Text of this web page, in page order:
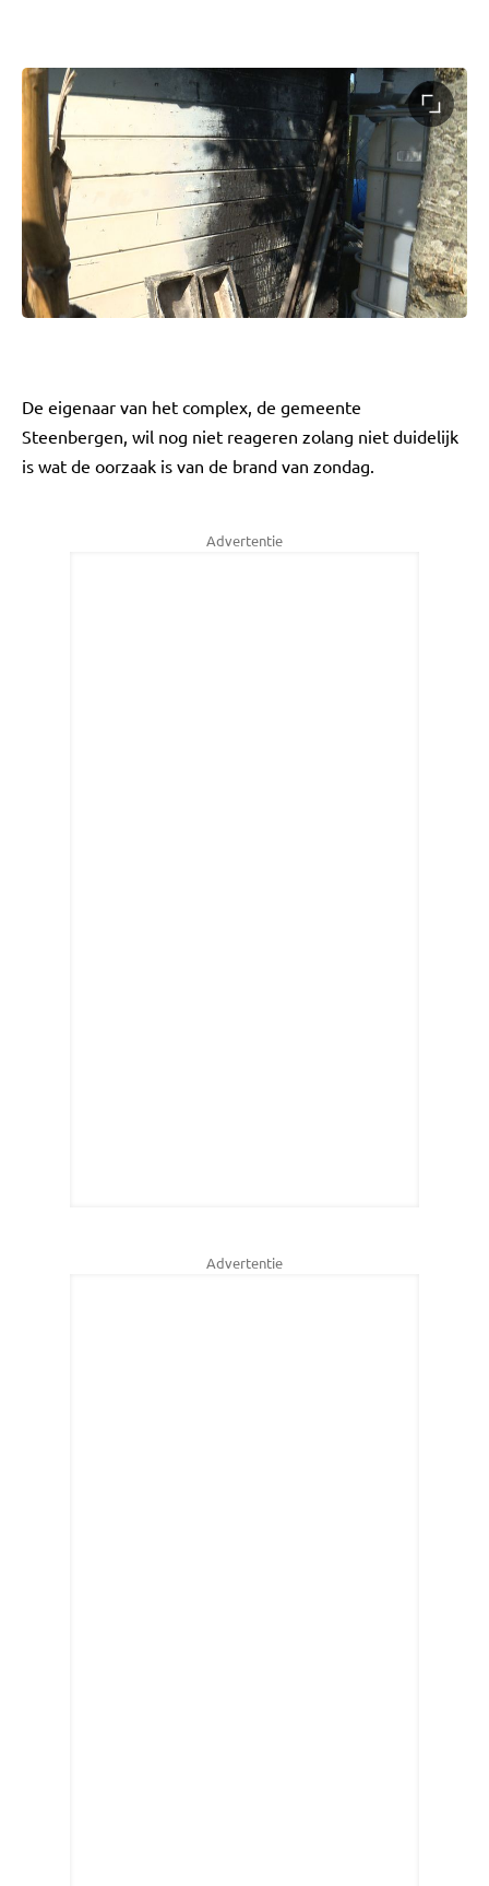
De eigenaar van het complex, de gemeente
Steenbergen, wil nog niet reageren zolang niet duidelijk
is wat de oorzaak is van de brand van zondag.
Advertentie
Advertentie